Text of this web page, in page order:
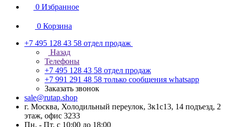
0 Избранное
0 Корзина
+7 495 128 43 58 отдел продаж
Назад
Телефоны
+7 495 128 43 58 отдел продаж
+7 991 291 48 58 только сообщения whatsapp
Заказать звонок
sale@rutap.shop
г. Москва, Холодильный переулок, 3к1с13, 14 подъезд, 2
этаж, офис 3233
Пн. - Пт. с 10:00 до 18:00